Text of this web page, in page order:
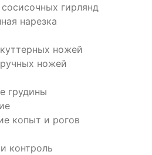
гирлянд
нарезка
ножей
ножей
грудины
копыт и рогов
контроль